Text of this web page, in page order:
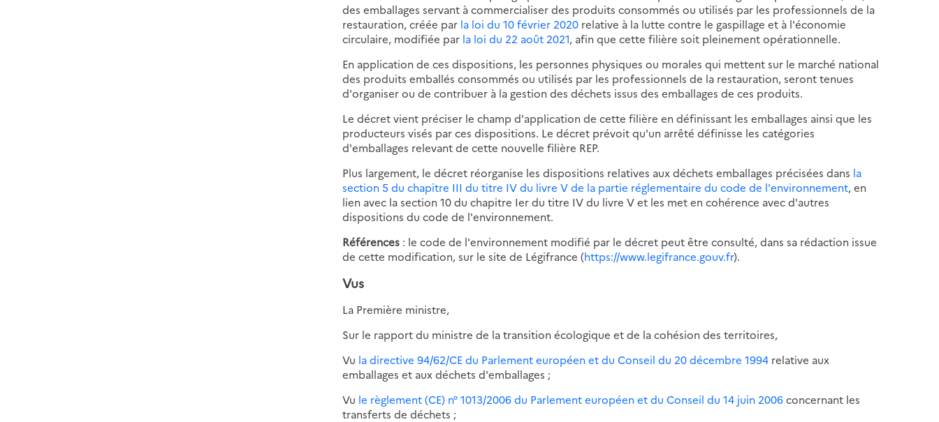
des emballages servant à commercialiser des produits consommés ou utilisés par les professionnels de la
restauration, créée par la loi du 10 février 2020 relative à la lutte contre le gaspillage et à l'économie
circulaire, modifiée par la loi du 22 août 2021, afin que cette filière soit pleinement opérationnelle.
En application de ces dispositions, les personnes physiques ou morales qui mettent sur le marché national
des produits emballés consommés ou utilisés par les professionnels de la restauration, seront tenues
d'organiser ou de contribuer à la gestion des déchets issus des emballages de ces produits.
Le décret vient préciser le champ d'application de cette filière en définissant les emballages ainsi que les
producteurs visés par ces dispositions. Le décret prévoit qu'un arrêté définisse les catégories
d'emballages relevant de cette nouvelle filière REP.
Plus largement, le décret réorganise les dispositions relatives aux déchets emballages précisées dans la
section 5 du chapitre III du titre IV du livre V de la partie réglementaire du code de l'environnement, en
lien avec la section 10 du chapitre Ier du titre IV du livre V et les met en cohérence avec d'autres
dispositions du code de l'environnement.
Références : le code de l'environnement modifié par le décret peut être consulté, dans sa rédaction issue
de cette modification, sur le site de Légifrance (https://www.legifrance.gouv.fr).
Vus
La Première ministre,
Sur le rapport du ministre de la transition écologique et de la cohésion des territoires,
Vu la directive 94/62/CE du Parlement européen et du Conseil du 20 décembre 1994 relative aux
emballages et aux déchets d'emballages ;
Vu le règlement (CE) n° 1013/2006 du Parlement européen et du Conseil du 14 juin 2006concernant les
transferts de déchets ;